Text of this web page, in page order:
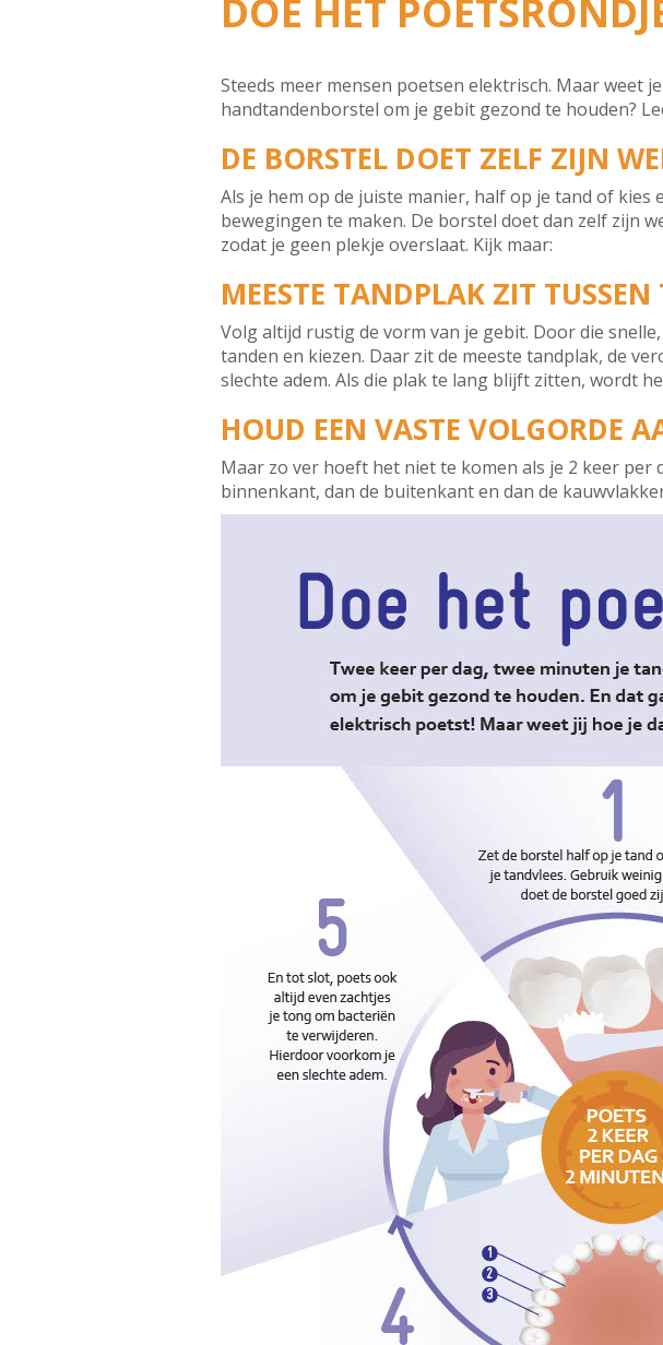
DOE HET
Steeds meer mensen poetsen elektrisch. Maar weet
handtandenborstel om je gebit gezond te houden?
DE BORSTEL DOET ZELF ZIJN
Als je hem op de juiste manier, half op je tand of
bewegingen te maken. De borstel doet dan zelf zijn
zodat je geen plekje overslaat. Kijk maar:
MEESTE TANDPLAK ZIT
Volg altijd rustig de vorm van je gebit. Door die
tanden en kiezen. Daar zit de meeste tandplak, de
slechte adem. Als die plak te lang blijft zitten, wordt
HOUD EEN VASTE VOLGORDE
Maar zo ver hoeft het niet te komen als je 2 keer per
binnenkant, dan de buitenkant en dan de